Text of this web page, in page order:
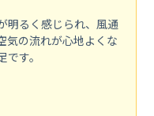
明るく感じられ、風通
気の流れが心地よくな
す。